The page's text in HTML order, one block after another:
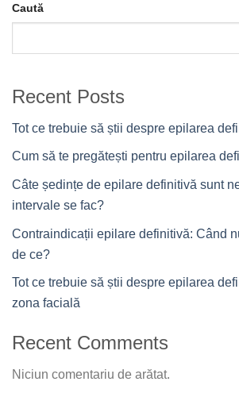
Caută
Recent Posts
Tot ce trebuie să știi despre epilarea
Cum să te pregătești pentru epilarea
Câte ședințe de epilare definitivă sunt
intervale se fac?
Contraindicații epilare definitivă: Când
de ce?
Tot ce trebuie să știi despre epilarea
zona facială
Recent Comments
Niciun comentariu de arătat.